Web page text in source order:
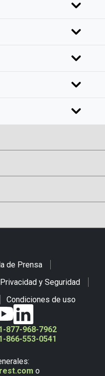
de Prensa
Privacidad y Seguridad
Condiciones de uso
877-968-7962
866-553-0541
o